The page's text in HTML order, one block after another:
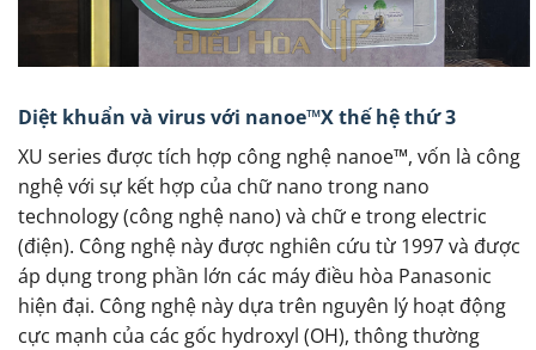
Diệt khuẩn và virus với nanoe™X thế hệ thứ 3
XU series được tích hợp công nghệ nanoe™, vốn là công
nghệ với sự kết hợp của chữ nano trong nano
technology (công nghệ nano) và chữ e trong electric
(điện). Công nghệ này được nghiên cứu từ 1997 và được
áp dụng trong phần lớn các máy điều hòa Panasonic
hiện đại. Công nghệ này dựa trên nguyên lý hoạt động
cực mạnh của các gốc hydroxyl (OH), thông thường